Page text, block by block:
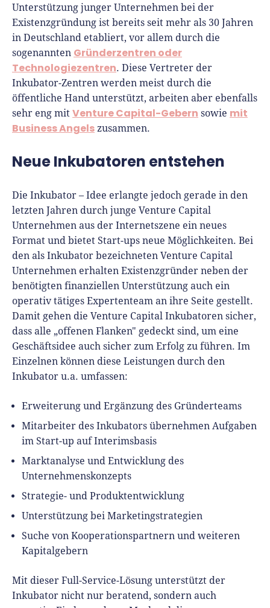
Unterstützung junger Unternehmen bei der
Existenzgründung ist bereits seit mehr als 30 Jahren
in Deutschland etabliert, vor allem durch die
sogenannten Gründerzentren oder
Technologiezentren. Diese Vertreter der
Inkubator-Zentren werden meist durch die
öffentliche Hand unterstützt, arbeiten aber ebenfalls
sehr eng mit Venture Capital-Gebern sowie mit
Business Angels zusammen.
Neue Inkubatoren entstehen
Die Inkubator – Idee erlangte jedoch gerade in den
letzten Jahren durch junge Venture Capital
Unternehmen aus der Internetszene ein neues
Format und bietet Start-ups neue Möglichkeiten. Bei
den als Inkubator bezeichneten Venture Capital
Unternehmen erhalten Existenzgründer neben der
benötigten finanziellen Unterstützung auch ein
operativ tätiges Expertenteam an ihre Seite gestellt.
Damit gehen die Venture Capital Inkubatoren sicher,
dass alle „offenen Flanken" gedeckt sind, um eine
Geschäftsidee auch sicher zum Erfolg zu führen. Im
Einzelnen können diese Leistungen durch den
Inkubator u.a. umfassen:
Erweiterung und Ergänzung des Gründerteams
Mitarbeiter des Inkubators übernehmen Aufgaben
im Start-up auf Interimsbasis
Marktanalyse und Entwicklung des
Unternehmenskonzepts
Strategie- und Produktentwicklung
Unterstützung bei Marketingstrategien
Suche von Kooperationspartnern und weiteren
Kapitalgebern
Mit dieser Full-Service-Lösung unterstützt der
Inkubator nicht nur beratend, sondern auch